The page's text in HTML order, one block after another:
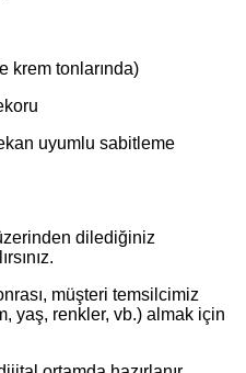
krem tonlarında)
uyumlu sabitleme
dilediğiniz
müşteri temsilcimiz
yaş, renkler, vb.) almak için